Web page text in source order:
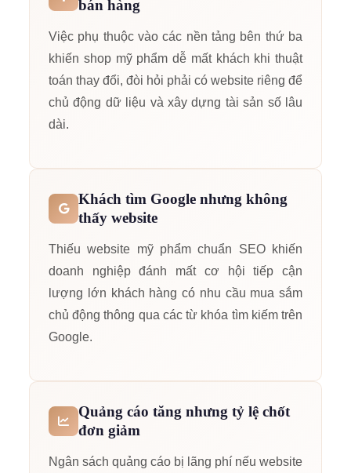
bán hàng
Việc phụ thuộc vào các nền tảng bên thứ ba
khiến shop mỹ phẩm dễ mất khách khi thuật
toán thay đổi, đòi hỏi phải có website riêng để
chủ động dữ liệu và xây dựng tài sản số lâu
dài.
Khách tìm Google nhưng không
thấy website
Thiếu website mỹ phẩm chuẩn SEO khiến
doanh nghiệp đánh mất cơ hội tiếp cận
lượng lớn khách hàng có nhu cầu mua sắm
chủ động thông qua các từ khóa tìm kiếm trên
Google.
Quảng cáo tăng nhưng tỷ lệ chốt
đơn giảm
Ngân sách quảng cáo bị lãng phí nếu website